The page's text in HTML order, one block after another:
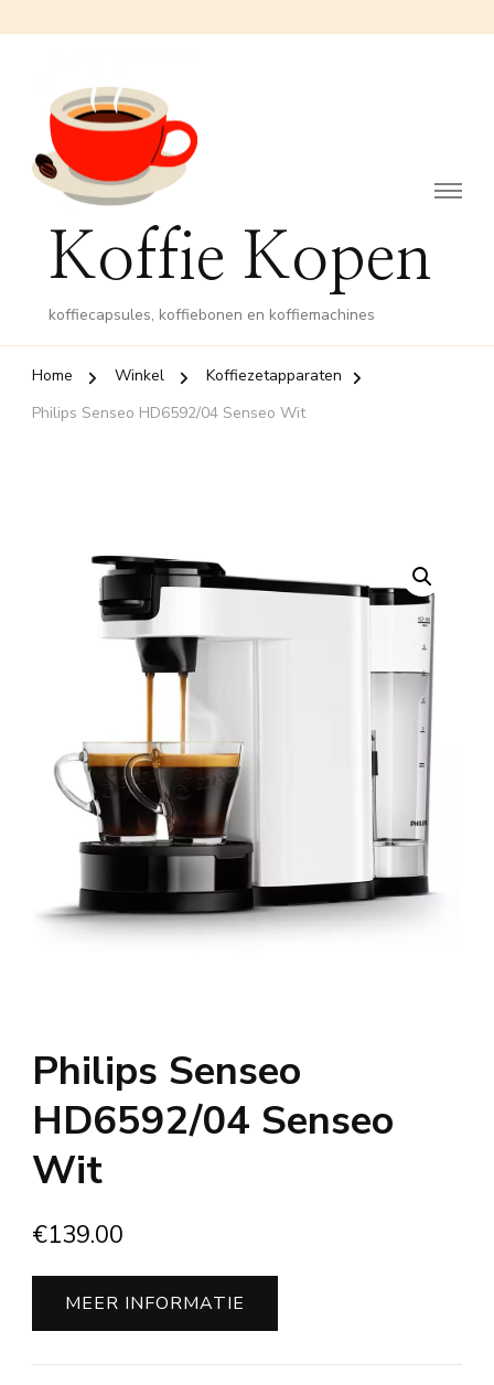
Koffie Kopen
koffiecapsules, koffiebonen en koffiemachines
Home Winkel
Koffiezetapparaten
Philips Senseo HD6592/04 Senseo Wit
Philips Senseo
HD6592/04 Senseo
Wit
€139.00
MEER INFORMATIE